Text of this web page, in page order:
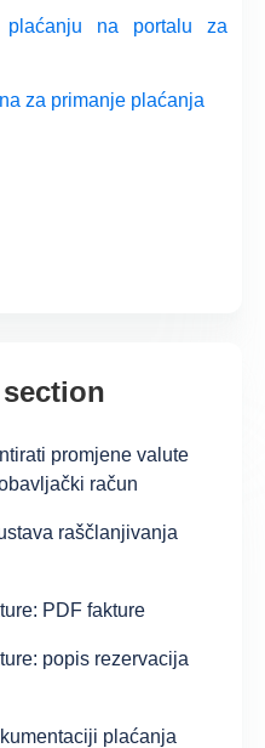
na portalu za
za primanje plaćanja
promjene valute
račun
raščlanjivanja
PDF fakture
popis rezervacija
plaćanja